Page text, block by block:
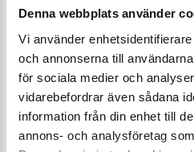
Denna webbplats använder
Vi använder
och annonserna till
för sociala medier och
vidarebefordrar även sådana
information från din enhet till
annons- och analysföretag
HAMEENLINNA SKOLA,